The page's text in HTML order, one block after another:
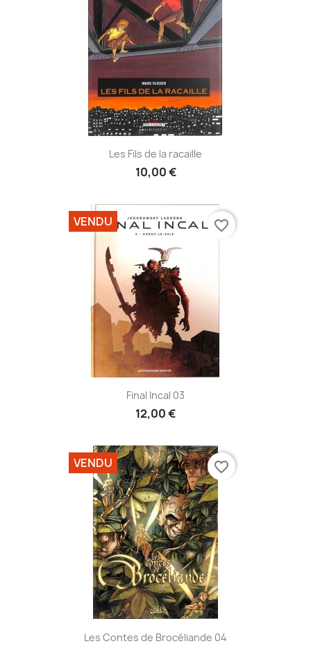
Les Fils de la racaille
10,00 €
Final Incal 03
12,00 €
VENDU favorite_border
Les Contes de Brocéliande 04
VENDU favorite_border